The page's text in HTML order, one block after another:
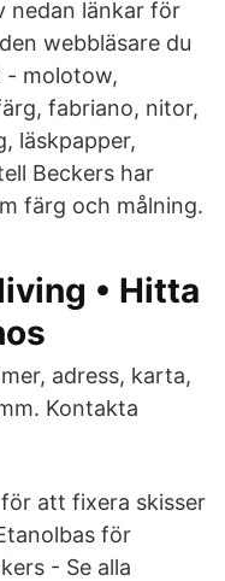
nedan länkar för
webbläsare du
- molotow,
fabriano, nitor,
läskpapper,
Beckers har
färg och målning.
• Hitta
adress, karta,
Kontakta
att fixera skisser
för
- Se alla